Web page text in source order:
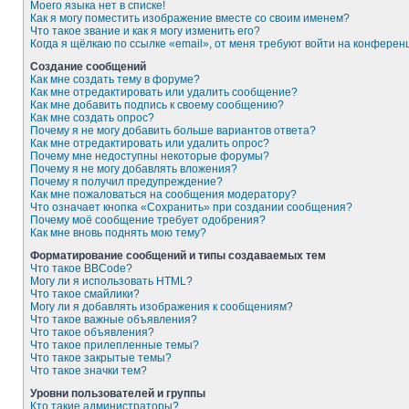
Моего языка нет в списке!
Как я могу поместить изображение вместе со своим именем?
Что такое звание и как я могу изменить его?
Когда я щёлкаю по ссылке «email», от меня требуют войти на
Создание сообщений
Как мне создать тему в форуме?
Как мне отредактировать или удалить сообщение?
Как мне добавить подпись к своему сообщению?
Как мне создать опрос?
Почему я не могу добавить больше вариантов ответа?
Как мне отредактировать или удалить опрос?
Почему мне недоступны некоторые форумы?
Почему я не могу добавлять вложения?
Почему я получил предупреждение?
Как мне пожаловаться на сообщения модератору?
Что означает кнопка «Сохранить» при создании сообщения?
Почему моё сообщение требует одобрения?
Как мне вновь поднять мою тему?
Форматирование сообщений и типы создаваемых тем
Что такое BBCode?
Могу ли я использовать HTML?
Что такое смайлики?
Могу ли я добавлять изображения к сообщениям?
Что такое важные объявления?
Что такое объявления?
Что такое прилепленные темы?
Что такое закрытые темы?
Что такое значки тем?
Уровни пользователей и группы
Кто такие администраторы?